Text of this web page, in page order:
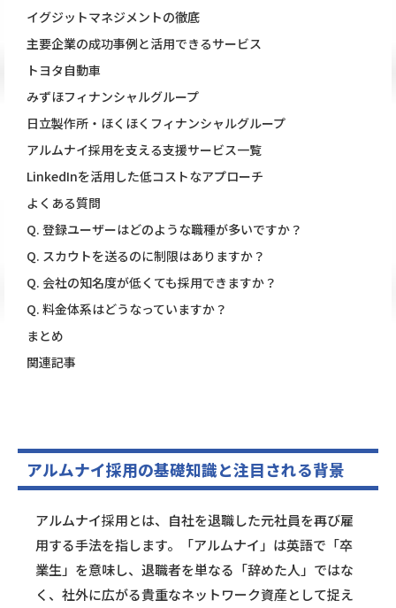
イグジットマネジメントの徹底
主要企業の成功事例と活用できるサービス
トヨタ自動車
みずほフィナンシャルグループ
日立製作所・ほくほくフィナンシャルグループ
アルムナイ採用を支える支援サービス一覧
LinkedInを活用した低コストなアプローチ
よくある質問
Q. 登録ユーザーはどのような職種が多いですか？
Q. スカウトを送るのに制限はありますか？
Q. 会社の知名度が低くても採用できますか？
Q. 料金体系はどうなっていますか？
まとめ
関連記事
アルムナイ採用の基礎知識と注目される背景
アルムナイ採用とは、自社を退職した元社員を再び雇
用する手法を指します。「アルムナイ」は英語で「卒
業生」を意味し、退職者を単なる「辞めた人」ではな
く、社外に広がる貴重なネットワーク資産として捉え